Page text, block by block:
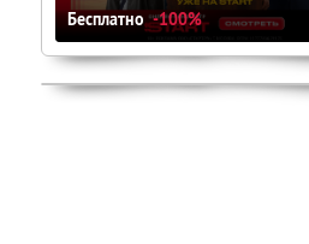
Бесплатно -100%